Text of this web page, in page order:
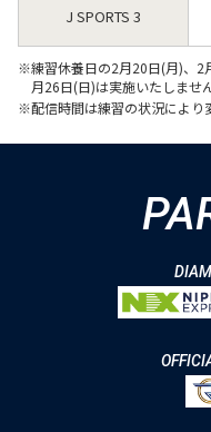
J SPORTS 3
※練習休養日の2月20日(月)、2
月26日(日)は実施いたしません
※配信時間は練習の状況により